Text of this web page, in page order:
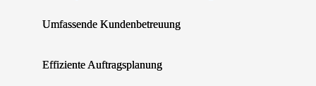
Umfassende Kundenbetreuung
Effiziente Auftragsplanung